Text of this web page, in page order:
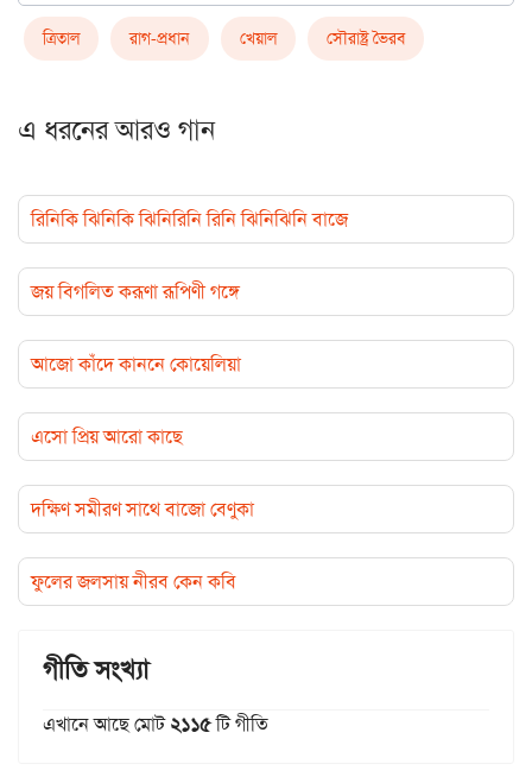
ত্রিতাল রাগ-প্রধান খেয়াল সৌরাষ্ট্র ভৈরব
এ ধরনের আরও গান
রিনিকি ঝিনিকি ঝিনিরিনি রিনি ঝিনিঝিনি বাজে
জয় বিগলিত করূণা রূপিণী গঙ্গে
আজো কাঁদে কাননে কোয়েলিয়া
এসো প্রিয় আরো কাছে
দক্ষিণ সমীরণ সাথে বাজো বেণুকা
ফুলের জলসায় নীরব কেন কবি
গীতি সংখ্যা
এখানে আছে মোট২১১৫টি গীতি